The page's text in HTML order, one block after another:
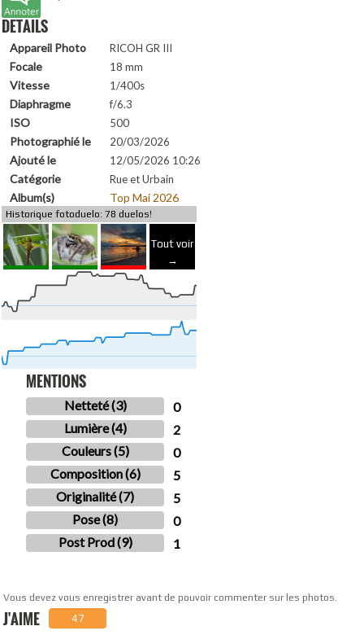
DETAILS
Appareil Photo RICOH GR III
Focale 18 mm
Vitesse 1/400s
Diaphragme f/6.3
ISO 500
Photographié le 20/03/2026
Ajouté le 12/05/2026 10:26
Catégorie Rue et Urbain
Album(s) Top Mai 2026
Historique fotoduelo: 78 duelos!
Tout voir
→
MENTIONS
Netteté (3)
0
Lumière (4)
2
Couleurs (5)
0
Composition (6)
5
Originalité (7)
5
Pose (8)
0
Post Prod (9)
1
Vous devez vous enregistrer avant de pouvoir commenter sur les photos.
J'AIME 47